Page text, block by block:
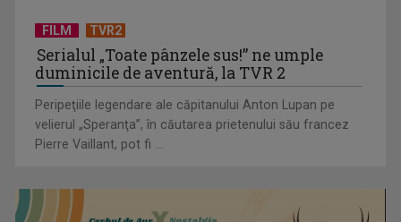
la TVR 1
FILM TVR2
Serialul „Toate pânzele sus!” ne umple
duminicile de aventură, la TVR 2
Peripeţiile legendare ale căpitanului Anton Lupan pe
velierul „Speranţa”, în căutarea prietenului său francez
Pierre Vaillant, pot fi ...